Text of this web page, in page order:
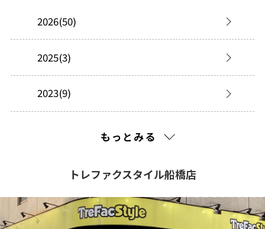
2026(50)
2025(3)
2023(9)
2020(362)
もっとみる
トレファクスタイル船橋店